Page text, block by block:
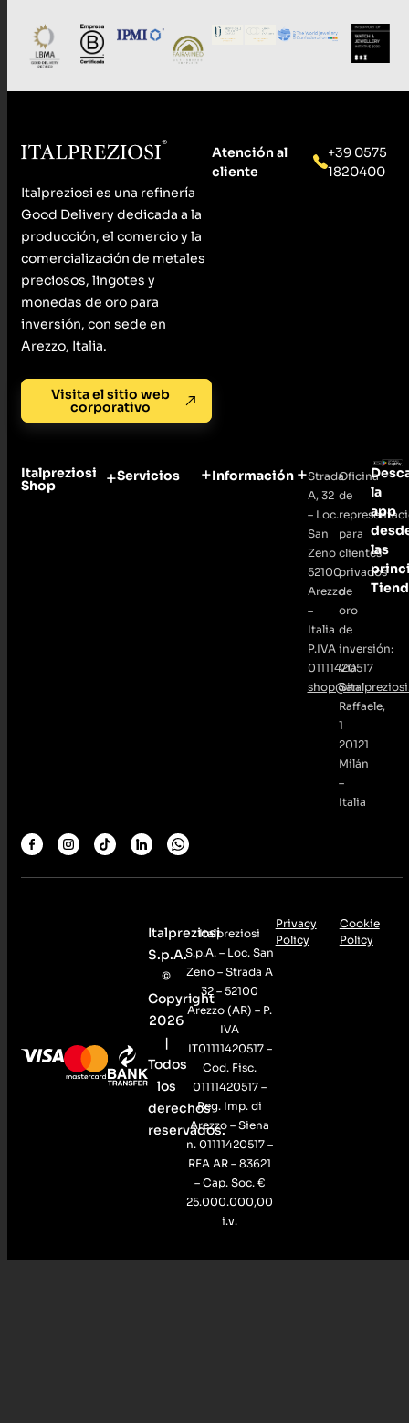
Italpreziosi es una refinería
Good Delivery dedicada a la
producción, el comercio y la
comercialización de metales
preciosos, lingotes y
monedas de oro para
inversión, con sede en
Arezzo, Italia.
Visita el sitio web
corporativo
Atención al
cliente
+39 0575
1820400
Italpreziosi
Shop
Servicios Información
Strada
A, 32
– Loc.
San
Zeno
52100
Arezzo
–
Italia
P.IVA
01111420517
Oficina
de
para
clientes
privados
de
oro
de
inversión:
Via
San
Raffaele,
1
20121
Milán
–
Italia
la
app
las
Italpreziosi
S.p.A.
©
Copyright
2026
|
Todos
los
derechos
reservados.
Italpreziosi
S.p.A. – Loc. San
Zeno – Strada A
32 – 52100
Arezzo (AR) – P.
IVA
IT01111420517 –
Cod. Fisc.
01111420517 –
Reg. Imp. di
Arezzo – Siena
n. 01111420517 –
REA AR – 83621
– Cap. Soc. €
25.000.000,00
i.v.
Privacy
Policy
Cookie
Policy